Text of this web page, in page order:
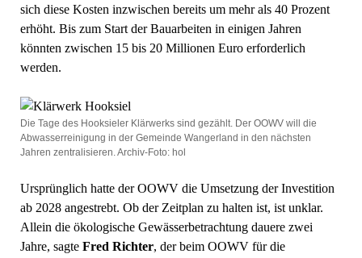
sich diese Kosten inzwischen bereits um mehr als 40 Prozent
erhöht. Bis zum Start der Bauarbeiten in einigen Jahren
könnten zwischen 15 bis 20 Millionen Euro erforderlich
werden.
Die Tage des Hooksieler Klärwerks sind gezählt. Der OOWV will die
Abwasserreinigung in der Gemeinde Wangerland in den nächsten
Jahren zentralisieren. Archiv-Foto: hol
Ursprünglich hatte der OOWV die Umsetzung der Investition
ab 2028 angestrebt. Ob der Zeitplan zu halten ist, ist unklar.
Allein die ökologische Gewässerbetrachtung dauere zwei
Jahre, sagte Fred Richter, der beim OOWV für die